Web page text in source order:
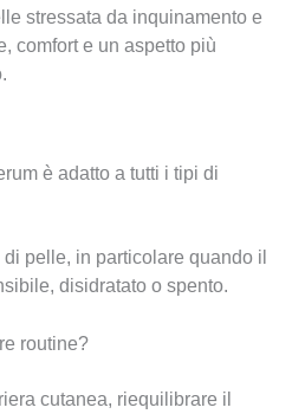
stressata da inquinamento e
comfort e un aspetto più
è adatto a tutti i tipi di
pelle, in particolare quando il
disidratato o spento.
routine?
cutanea, riequilibrare il